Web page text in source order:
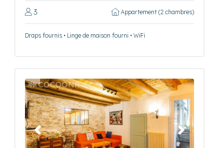
3 Appartement (2 chambres)
Draps fournis • Linge de maison fourni • WiFi
Précédent Suivant